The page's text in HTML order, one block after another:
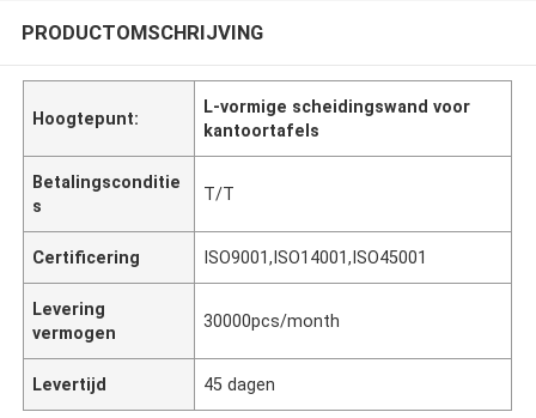
PRODUCTOMSCHRIJVING
Hoogtepunt:
L-vormige scheidingswand voor
kantoortafels
Betalingsconditie
s
T/T
Certificering ISO9001,ISO14001,ISO45001
Levering
vermogen
30000pcs/month
Levertijd 45 dagen